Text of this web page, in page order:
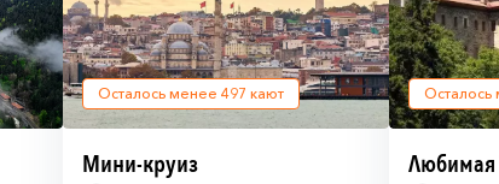
Осталось менее 497 кают
Мини-круиз
Осталось
Любимая